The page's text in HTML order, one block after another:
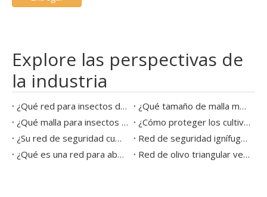
Explore las perspectivas de
la industria
¿Qué red para insectos del tamaño de malla es mejor para las hortalizas de invernadero?
¿Qué tamaño de malla mosquitera detiene los trips?
¿Qué malla para insectos del tamaño de malla detiene a los pulgones?
¿Cómo proteger los cultivos durante las altas temperaturas en Europa?
¿Su red de seguridad cumple con las últimas normas de seguridad de la UE?
Red de seguridad ignífuga para proyectos de construcción
¿Qué es una red para abejas y cómo funciona?
Red de olivo triangular versus red de olivo cuadrada